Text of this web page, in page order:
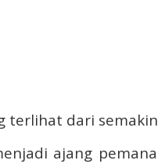
terlihat dari
ajang